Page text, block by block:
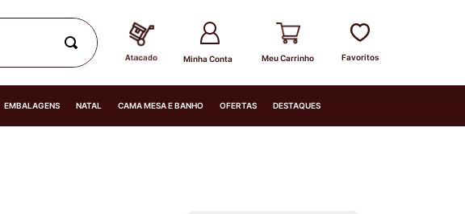
Minha Conta
EMBALAGENS NATAL CAMA MESA E BANHO OFERTAS DESTAQUES